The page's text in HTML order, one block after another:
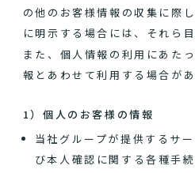
の他のお客様情報の収集に際
に明示する場合には、それら
また、個人情報の利用にあた
報とあわせて利用する場合があ
1）個人のお客様の情報
当社グループが提供するサ
び本人確認に関する各種手続